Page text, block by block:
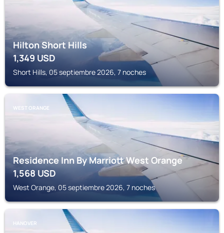
Hilton Short Hills
1,349USD
Short Hills, 05 septiembre 2026, 7 noches
WEST ORANGE
Residence Inn By Marriott West Orange
1,568USD
West Orange, 05 septiembre 2026, 7 noches
HANOVER